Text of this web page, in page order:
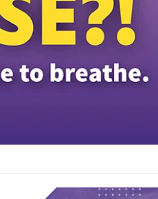
மர்மம்: மனித எலும்புகள் இருந்த